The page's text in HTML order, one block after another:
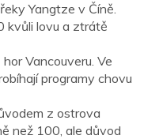
Yangtze v Číně.
kvůli lovu a ztrátě
Vancouveru. Ve
programy chovu
z ostrova
než 100, ale důvod